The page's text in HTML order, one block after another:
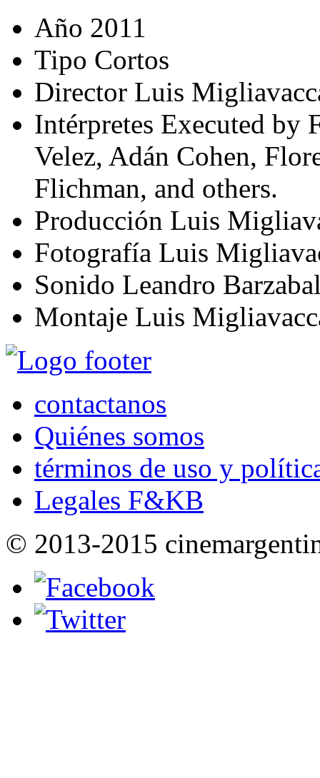
Año 2011
Tipo Cortos
Director Luis
Intérpretes Executed by
Velez, Adán Cohen,
Flichman, and others.
Producción Luis
Fotografía Luis
Sonido Leandro
Montaje Luis
contactanos
Quiénes somos
términos de uso y
Legales F&KB
© 2013-2015